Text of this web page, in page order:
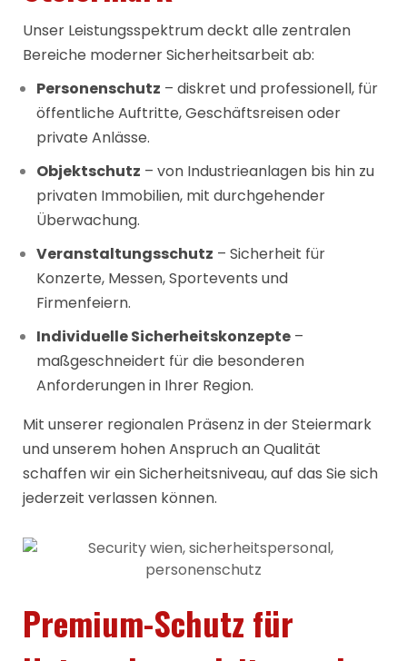
Unser Leistungsspektrum deckt alle zentralen
Bereiche moderner Sicherheitsarbeit ab:
Personenschutz – diskret und professionell, für
öffentliche Auftritte, Geschäftsreisen oder
private Anlässe.
Objektschutz – von Industrieanlagen bis hin zu
privaten Immobilien, mit durchgehender
Überwachung.
Veranstaltungsschutz – Sicherheit für
Konzerte, Messen, Sportevents und
Firmenfeiern.
Individuelle Sicherheitskonzepte –
maßgeschneidert für die besonderen
Anforderungen in Ihrer Region.
Mit unserer regionalen Präsenz in der Steiermark
und unserem hohen Anspruch an Qualität
schaffen wir ein Sicherheitsniveau, auf das Sie sich
jederzeit verlassen können.
Premium-Schutz für